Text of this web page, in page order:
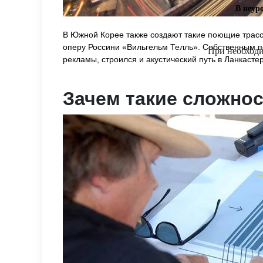
В Южной Корее также создают такие поющие
оперу Россини «Вильгельм Телль». Собственным
рекламы, строился и акустический путь в
Зачем такие
В
При